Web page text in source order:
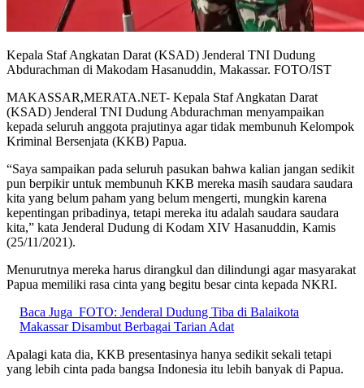
Kepala Staf Angkatan Darat (KSAD) Jenderal TNI Dudung
Abdurachman di Makodam Hasanuddin, Makassar. FOTO/IST
MAKASSAR,MERATA.NET- Kepala Staf Angkatan Darat
(KSAD) Jenderal TNI Dudung Abdurachman menyampaikan
kepada seluruh anggota prajutinya agar tidak membunuh Kelompok
Kriminal Bersenjata (KKB) Papua.
“Saya sampaikan pada seluruh pasukan bahwa kalian jangan sedikit
pun berpikir untuk membunuh KKB mereka masih saudara saudara
kita yang belum paham yang belum mengerti, mungkin karena
kepentingan pribadinya, tetapi mereka itu adalah saudara saudara
kita,” kata Jenderal Dudung di Kodam XIV Hasanuddin, Kamis
(25/11/2021).
Menurutnya mereka harus dirangkul dan dilindungi agar masyarakat
Papua memiliki rasa cinta yang begitu besar cinta kepada NKRI.
Baca Juga FOTO: Jenderal Dudung Tiba di Balaikota
Makassar Disambut Berbagai Tarian Adat
Apalagi kata dia, KKB presentasinya hanya sedikit sekali tetapi
yang lebih cinta pada bangsa Indonesia itu lebih banyak di Papua.